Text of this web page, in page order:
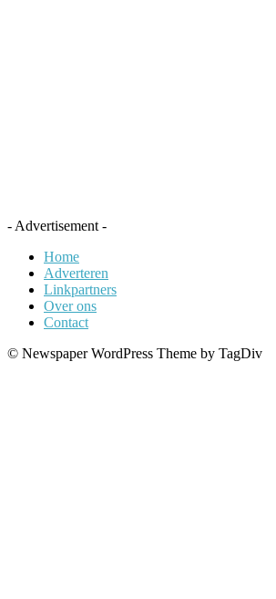
- Advertisement -
Home
Adverteren
Linkpartners
Over ons
Contact
© Newspaper WordPress Theme by TagDiv